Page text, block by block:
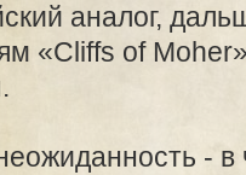
аналог,
«Cliffs of
-